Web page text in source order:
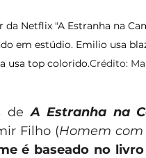
Netflix "A Estranha na
em estúdio. Emilio usa
usa top colorido.Crédito:
de A Estranha na
Filho (Homem com
é baseado no